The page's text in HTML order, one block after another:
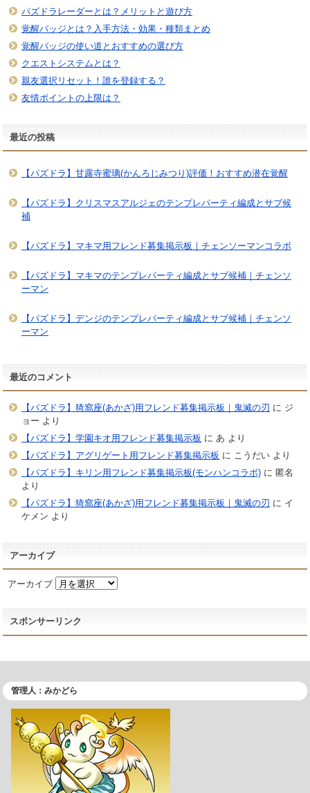
パズドラレーダーとは？メリットと遊び方
覚醒バッジとは？入手方法・効果・種類まとめ
覚醒バッジの使い道とおすすめの選び方
クエストシステムとは？
親友選択リセット！誰を登録する？
友情ポイントの上限は？
最近の投稿
【パズドラ】甘露寺蜜璃(かんろじみつり)評価！おすすめ潜在覚醒
【パズドラ】クリスマスアルジェのテンプレパーティ編成とサブ候
補
【パズドラ】マキマ用フレンド募集掲示板｜チェンソーマンコラボ
【パズドラ】マキマのテンプレパーティ編成とサブ候補｜チェンソ
ーマン
【パズドラ】デンジのテンプレパーティ編成とサブ候補｜チェンソ
ーマン
最近のコメント
【パズドラ】猗窩座(あかざ)用フレンド募集掲示板｜鬼滅の刃 に ジ
ョー より
【パズドラ】学園キオ用フレンド募集掲示板 に あ より
【パズドラ】アグリゲート用フレンド募集掲示板 に こうだいより
【パズドラ】キリン用フレンド募集掲示板(モンハンコラボ)に 匿名
より
【パズドラ】猗窩座(あかざ)用フレンド募集掲示板｜鬼滅の刃 に イ
ケメン より
アーカイブ
アーカイブ
スポンサーリンク
管理人：みかどら